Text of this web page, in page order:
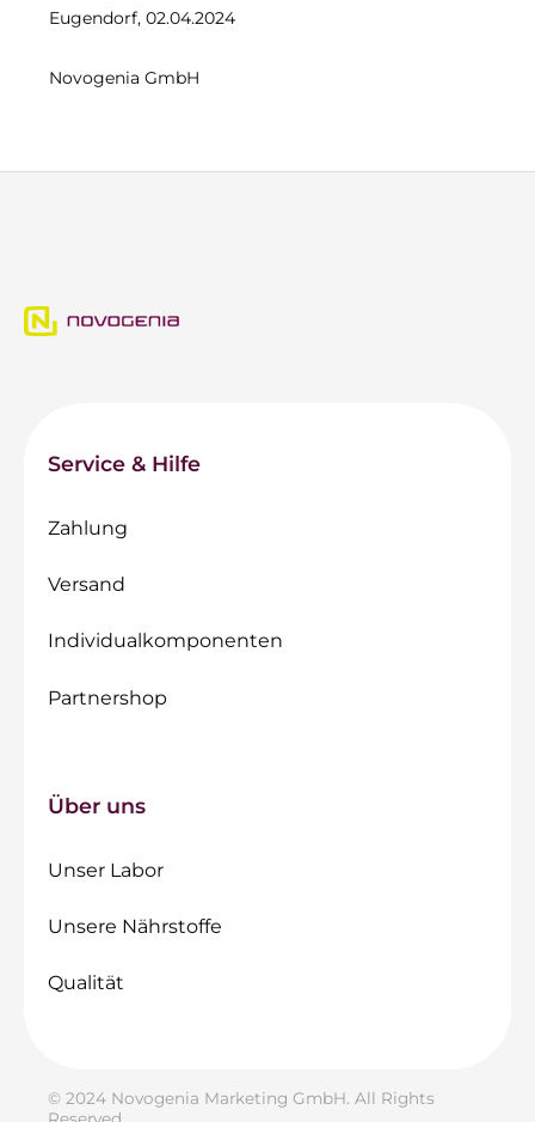
Eugendorf, 02.04.2024
Novogenia GmbH
Service & Hilfe
Zahlung
Versand
Individualkomponenten
Partnershop
Über uns
Unser Labor
Unsere Nährstoffe
Qualität
© 2024 Novogenia Marketing GmbH. All Rights